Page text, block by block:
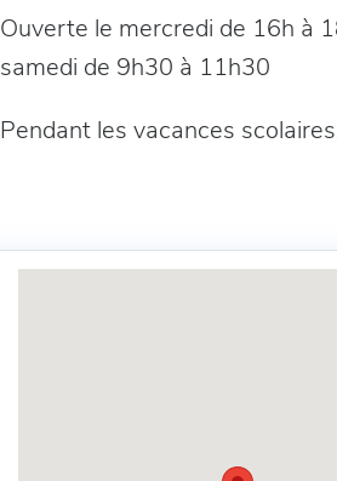
Ouverte le mercredi de 16h à
samedi de 9h30 à 11h30
Pendant les vacances